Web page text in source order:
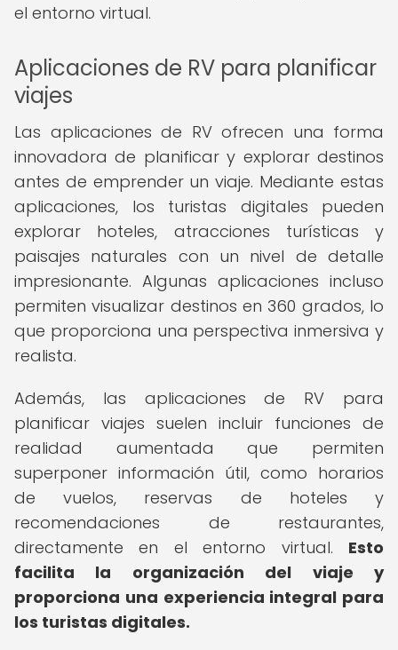
el entorno virtual.
Aplicaciones de RV para planificar
viajes
Las aplicaciones de RV ofrecen una forma
innovadora de planificar y explorar destinos
antes de emprender un viaje. Mediante estas
aplicaciones, los turistas digitales pueden
explorar hoteles, atracciones turísticas y
paisajes naturales con un nivel de detalle
impresionante. Algunas aplicaciones incluso
permiten visualizar destinos en 360 grados, lo
que proporciona una perspectiva inmersiva y
realista.
Además, las aplicaciones de RV para
planificar viajes suelen incluir funciones de
realidad aumentada que permiten
superponer información útil, como horarios
de vuelos, reservas de hoteles y
recomendaciones de restaurantes,
directamente en el entorno virtual. Esto
facilita la organización del viaje y
proporciona una experiencia integral para
los turistas digitales.